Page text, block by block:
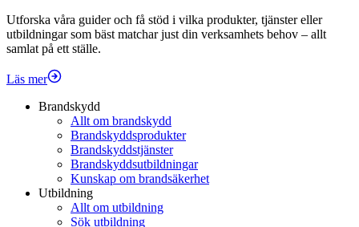
Utforska våra guider och få stöd i vilka produkter, tjänster eller
utbildningar som bäst matchar just din verksamhets behov – allt
samlat på ett ställe.
Läs mer
Brandskydd
Allt om brandskydd
Brandskyddsprodukter
Brandskyddstjänster
Brandskyddsutbildningar
Kunskap om brandsäkerhet
Utbildning
Allt om utbildning
Sök utbildning